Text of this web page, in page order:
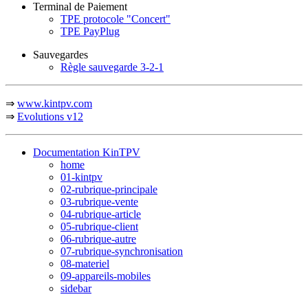
Terminal de Paiement
TPE protocole "Concert"
TPE PayPlug
Sauvegardes
Règle sauvegarde 3-2-1
⇒ www.kintpv.com
⇒ Evolutions v12
Documentation KinTPV
home
01-kintpv
02-rubrique-principale
03-rubrique-vente
04-rubrique-article
05-rubrique-client
06-rubrique-autre
07-rubrique-synchronisation
08-materiel
09-appareils-mobiles
sidebar